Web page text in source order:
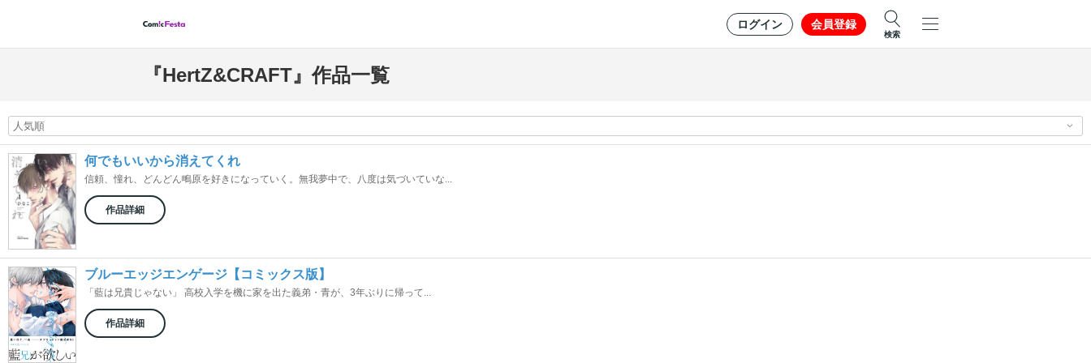
ログイン 会員登録
検索
『HertZ&CRAFT』作品一覧
何でもいいから消えてくれ
信頼、憧れ、どんどん鴫原を好きになっていく。無我夢中で、八度は気づいていな...
作品詳細
ブルーエッジエンゲージ【コミックス版】
「藍は兄貴じゃない」 高校入学を機に家を出た義弟・青が、3年ぶりに帰って...
作品詳細